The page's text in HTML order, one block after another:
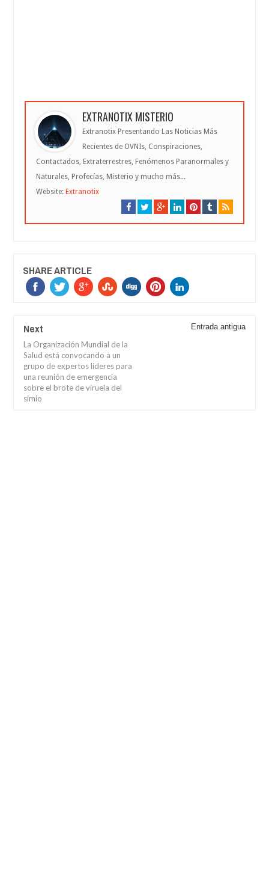
EXTRANOTIX MISTERIO
Extranotix Presentando Las Noticias Más
Recientes de OVNIs, Conspiraciones,
Contactados, Extraterrestres, Fenómenos Paranormales y
Naturales, Profecías, Misterio y mucho más...
Website: Extranotix
SHARE ARTICLE
Next
La Organización Mundial de la
Salud está convocando a un
grupo de expertos líderes para
una reunión de emergencia
sobre el brote de viruela del
simio
Entrada antigua